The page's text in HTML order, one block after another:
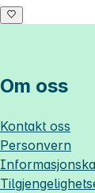
Om oss
Kontakt oss
Personvern